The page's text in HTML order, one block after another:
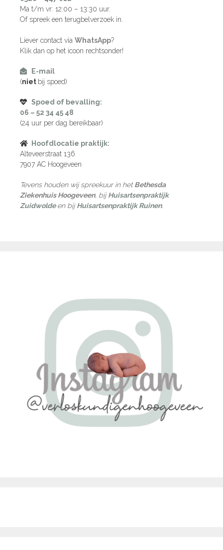
Ma t/m vr: 12:00 – 13:30 uur.
Of spreek een terugbelverzoek in.
Liever contact via WhatsApp?
Klik dan op het icoon rechtsonder!
E-mail
(niet bij spoed)
Spoed of bevalling:
06 – 52 34 45 48
(24 uur per dag bereikbaar)
Hoofdlocatie praktijk:
Alteveerstraat 136
7907 AC Hoogeveen
Tevens houden wij spreekuur in hetBethesda
Ziekenhuis Hoogeveen, bijHuisartsenpraktijk
Zuidwolde en bijHuisartsenpraktijk Ruinen.